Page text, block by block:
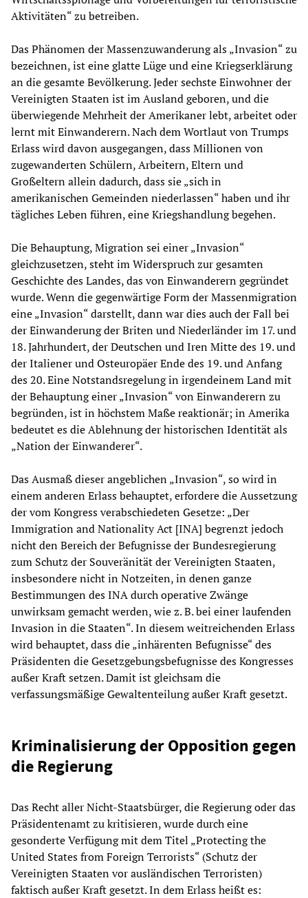
Aktivitäten“ zu betreiben.
Das Phänomen der Massenzuwanderung als „Invasion“ zu
bezeichnen, ist eine glatte Lüge und eine Kriegserklärung
an die gesamte Bevölkerung. Jeder sechste Einwohner der
Vereinigten Staaten ist im Ausland geboren, und die
überwiegende Mehrheit der Amerikaner lebt, arbeitet oder
lernt mit Einwanderern. Nach dem Wortlaut von Trumps
Erlass wird davon ausgegangen, dass Millionen von
zugewanderten Schülern, Arbeitern, Eltern und
Großeltern allein dadurch, dass sie „sich in
amerikanischen Gemeinden niederlassen“ haben und ihr
tägliches Leben führen, eine Kriegshandlung begehen.
Die Behauptung, Migration sei einer „Invasion“
gleichzusetzen, steht im Widerspruch zur gesamten
Geschichte des Landes, das von Einwanderern gegründet
wurde. Wenn die gegenwärtige Form der Massenmigration
eine „Invasion“ darstellt, dann war dies auch der Fall bei
der Einwanderung der Briten und Niederländer im 17. und
18. Jahrhundert, der Deutschen und Iren Mitte des 19. und
der Italiener und Osteuropäer Ende des 19. und Anfang
des 20. Eine Notstandsregelung in irgendeinem Land mit
der Behauptung einer „Invasion“ von Einwanderern zu
begründen, ist in höchstem Maße reaktionär; in Amerika
bedeutet es die Ablehnung der historischen Identität als
„Nation der Einwanderer“.
Das Ausmaß dieser angeblichen „Invasion“, so wird in
einem anderen Erlass behauptet, erfordere die Aussetzung
der vom Kongress verabschiedeten Gesetze: „Der
Immigration and Nationality Act [INA] begrenzt jedoch
nicht den Bereich der Befugnisse der Bundesregierung
zum Schutz der Souveränität der Vereinigten Staaten,
insbesondere nicht in Notzeiten, in denen ganze
Bestimmungen des INA durch operative Zwänge
unwirksam gemacht werden, wie z. B. bei einer laufenden
Invasion in die Staaten“. In diesem weitreichenden Erlass
wird behauptet, dass die „inhärenten Befugnisse“ des
Präsidenten die Gesetzgebungsbefugnisse des Kongresses
außer Kraft setzen. Damit ist gleichsam die
verfassungsmäßige Gewaltenteilung außer Kraft gesetzt.
Kriminalisierung der Opposition gegen
die Regierung
Das Recht aller Nicht-Staatsbürger, die Regierung oder das
Präsidentenamt zu kritisieren, wurde durch eine
gesonderte Verfügung mit dem Titel „Protecting the
United States from Foreign Terrorists“ (Schutz der
Vereinigten Staaten vor ausländischen Terroristen)
faktisch außer Kraft gesetzt. In dem Erlass heißt es: